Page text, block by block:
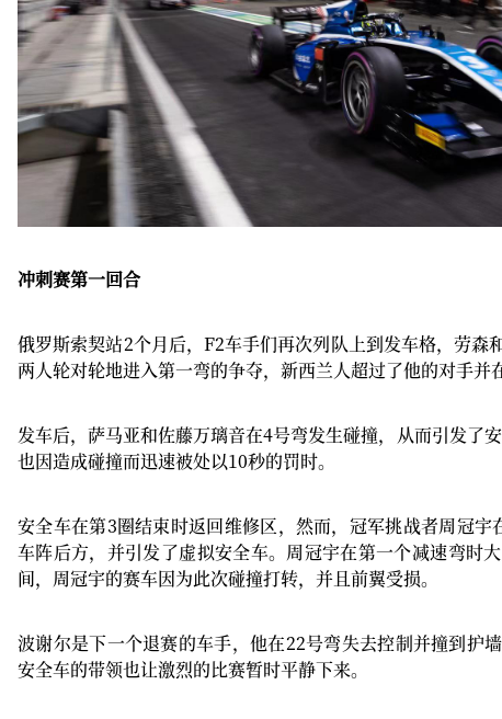
冲刺赛第一回合
俄罗斯索契站2个月后，F2车手们再次列队上到发车格，劳森
两人轮对轮地进入第一弯的争夺，新西兰人超过了他的对手并
发车后，萨马亚和佐藤万璃音在4号弯发生碰撞，从而引发了
也因造成碰撞而迅速被处以10秒的罚时。
安全车在第3圈结束时返回维修区，然而，冠军挑战者周冠
车阵后方，并引发了虚拟安全车。周冠宇在第一个减速弯时
间，周冠宇的赛车因为此次碰撞打转，并且前翼受损。
波谢尔是下一个退赛的车手，他在22号弯失去控制并撞到护
安全车的带领也让激烈的比赛暂时平静下来。